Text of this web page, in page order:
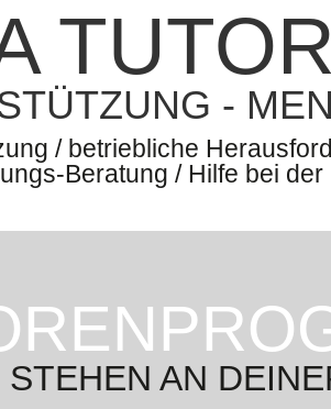
-
/ betriebliche
Beratung / Hilfe bei
STEHEN AN